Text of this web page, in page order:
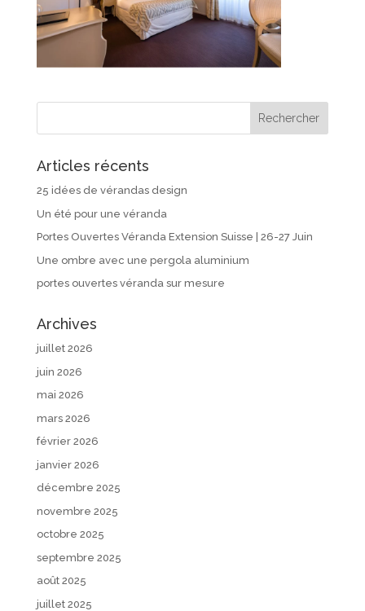
Articles récents
25 idées de vérandas design
Un été pour une véranda
Portes Ouvertes Véranda Extension Suisse | 26-27 Juin
Une ombre avec une pergola aluminium
portes ouvertes véranda sur mesure
Archives
juillet 2026
juin 2026
mai 2026
mars 2026
février 2026
janvier 2026
décembre 2025
novembre 2025
octobre 2025
septembre 2025
août 2025
juillet 2025